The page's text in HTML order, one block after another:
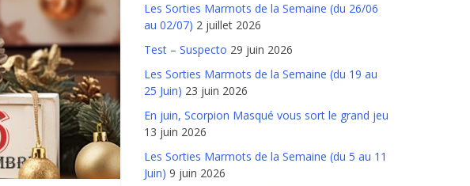
Les Sorties Marmots de la Semaine (du 26/06
au 02/07) 2 juillet 2026
Test – Suspecto 29 juin 2026
Les Sorties Marmots de la Semaine (du 19 au
25 Juin) 23 juin 2026
En juin, Scorpion Masqué vous sort le grand jeu
13 juin 2026
Les Sorties Marmots de la Semaine (du 5 au 11
Juin) 9 juin 2026